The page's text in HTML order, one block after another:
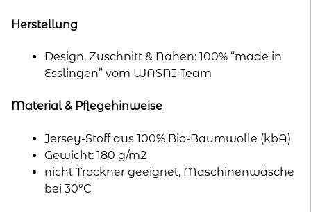
Herstellung
Design, Zuschnitt & Nähen: 100% “made in
Esslingen” vom WASNI-Team
Material & Pflegehinweise
Jersey-Stoff aus 100% Bio-Baumwolle (kbA)
Gewicht: 180 g/m2
nicht Trockner geeignet, Maschinenwäsche
bei 30°C